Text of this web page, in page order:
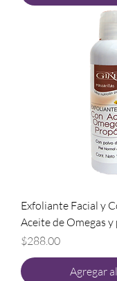
Exfoliante Facial y
Aceite de Omegas
Precio
$288.00
Agregar